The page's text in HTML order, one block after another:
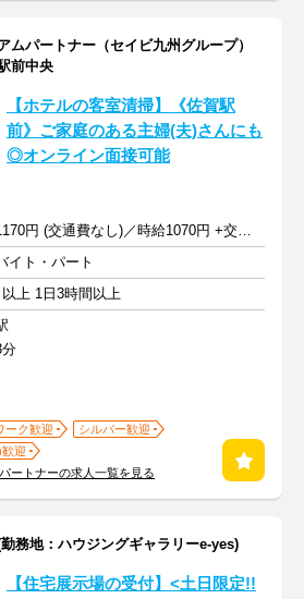
ムパートナー（セイビ九州グループ）
前中央
【ホテルの客室清掃】《佐賀駅
前》ご家庭のある主婦(夫)さんにも
◎オンライン面接可能
時給1170円 (交通費なし)／時給1070円 +交通費
イト・パート
上 1日3時間以上
ーク歓迎
シルバー歓迎
迎
ートナーの求人一覧を見る
務地：ハウジングギャラリーe-yes)
【住宅展示場の受付】<土日限定!!